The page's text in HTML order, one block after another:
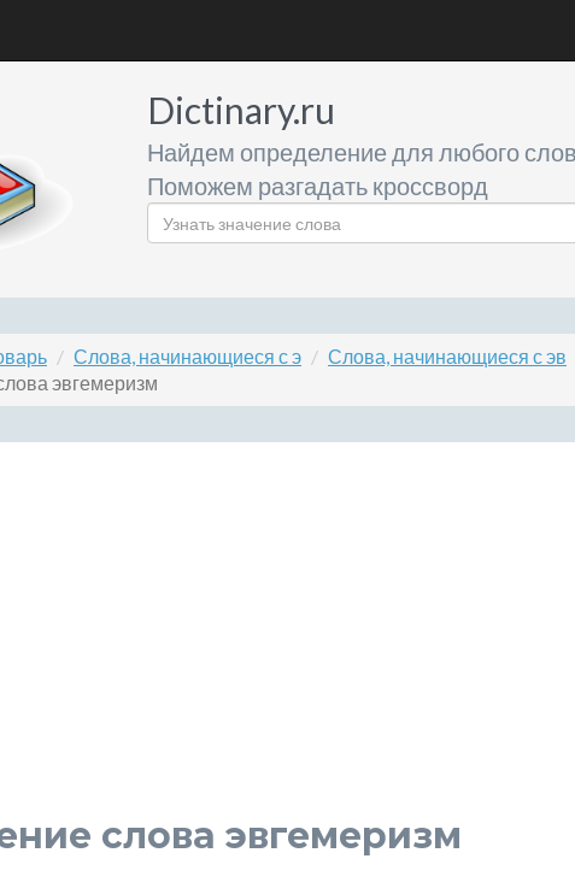
Dictinary.ru
Найдем определение для любого
Поможем разгадать кроссворд
Слова, начинающиеся с э Слова, начинающиеся с эв
эвгемеризм
слова эвгемеризм